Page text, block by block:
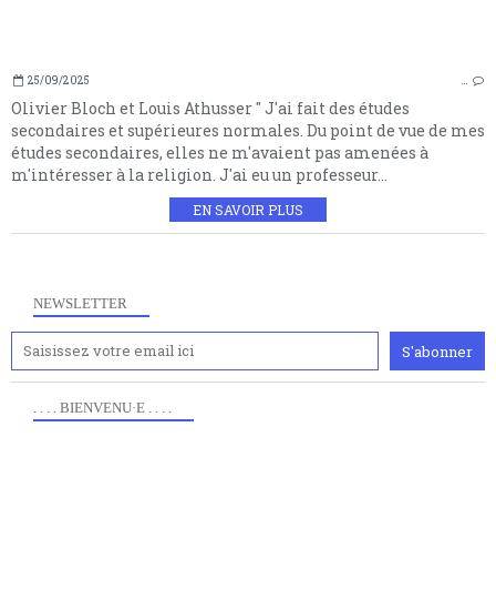
25/09/2025 …
Olivier Bloch et Louis Athusser " J'ai fait des études
secondaires et supérieures normales. Du point de vue de mes
études secondaires, elles ne m'avaient pas amenées à
m'intéresser à la religion. J'ai eu un professeur...
EN SAVOIR PLUS
NEWSLETTER
. . . . BIENVENU·E . . . .